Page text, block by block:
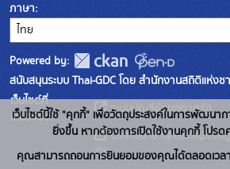
ภาษา
Powered by:
สนับสนุนระบบ Thai-GDC โดย สำนักงานสถิติแห่งช
เว็บไซต์ที่
เกี่ยวข้อง:
ระบบบัญชีข้อมูลภาครัฐ
บริการนามานุกรมบัญชีข้อ
รัฐ
เว็บไซต์นี้ใช้ "คุกกี้" เพื่อวัตถุประสงค์ในการพัฒนา
ยิ่งขึ้น หากต้องการเปิดใช้งานคุกกี้ โปร
คุณสามารถถอนการยินยอมของคุณได้ตลอดเวล